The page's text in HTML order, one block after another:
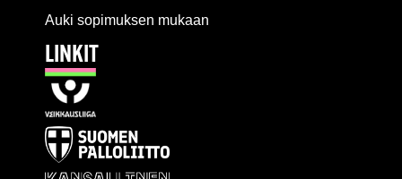
Auki sopimuksen mukaan
LINKIT